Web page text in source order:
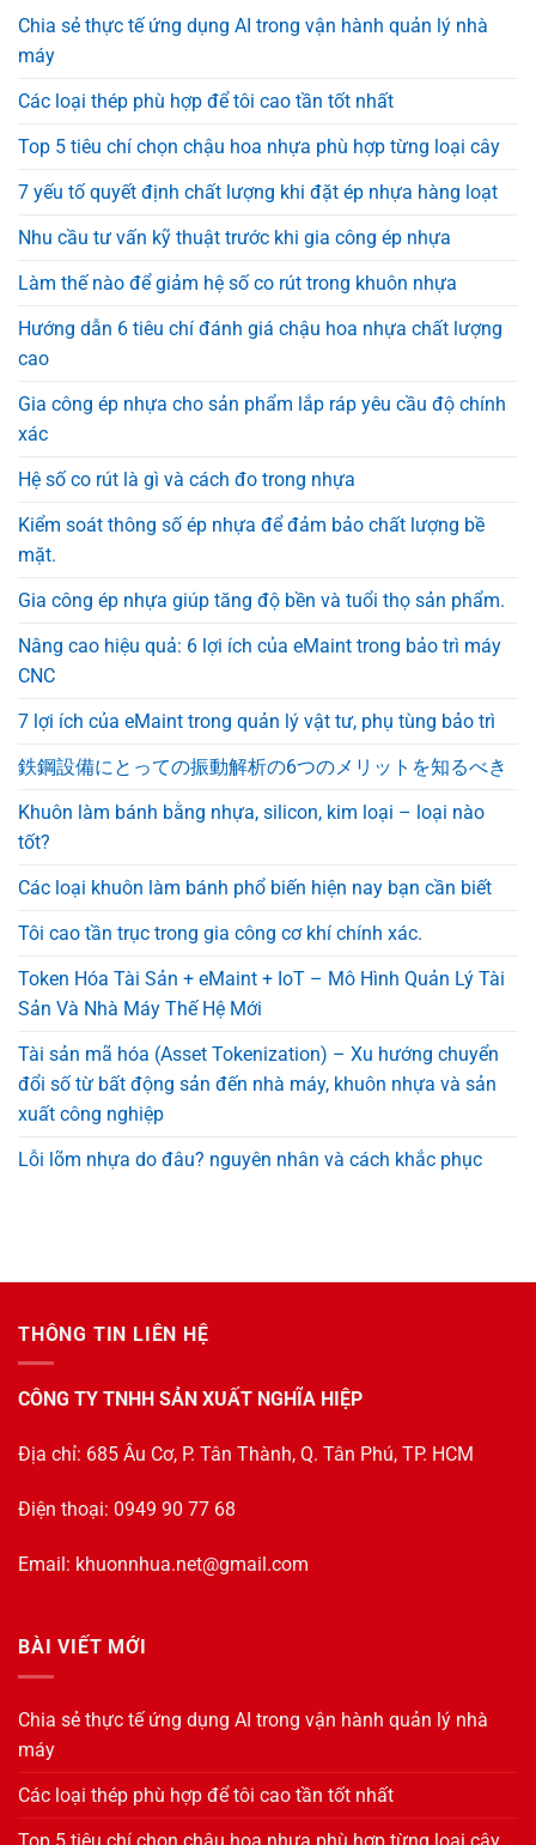
Chia sẻ thực tế ứng dụng AI trong vận hành quản lý nhà
máy
Các loại thép phù hợp để tôi cao tần tốt nhất
Top 5 tiêu chí chọn chậu hoa nhựa phù hợp từng loại cây
7 yếu tố quyết định chất lượng khi đặt ép nhựa hàng loạt
Nhu cầu tư vấn kỹ thuật trước khi gia công ép nhựa
Làm thế nào để giảm hệ số co rút trong khuôn nhựa
Hướng dẫn 6 tiêu chí đánh giá chậu hoa nhựa chất lượng
cao
Gia công ép nhựa cho sản phẩm lắp ráp yêu cầu độ chính
xác
Hệ số co rút là gì và cách đo trong nhựa
Kiểm soát thông số ép nhựa để đảm bảo chất lượng bề
mặt.
Gia công ép nhựa giúp tăng độ bền và tuổi thọ sản phẩm.
Nâng cao hiệu quả: 6 lợi ích của eMaint trong bảo trì máy
CNC
7 lợi ích của eMaint trong quản lý vật tư, phụ tùng bảo trì
鉄鋼設備にとっての振動解析の6つのメリットを知るべき
Khuôn làm bánh bằng nhựa, silicon, kim loại – loại nào
tốt?
Các loại khuôn làm bánh phổ biến hiện nay bạn cần biết
Tôi cao tần trục trong gia công cơ khí chính xác.
Token Hóa Tài Sản + eMaint + IoT – Mô Hình Quản Lý Tài
Sản Và Nhà Máy Thế Hệ Mới
Tài sản mã hóa (Asset Tokenization) – Xu hướng chuyển
đổi số từ bất động sản đến nhà máy, khuôn nhựa và sản
xuất công nghiệp
Lỗi lõm nhựa do đâu? nguyên nhân và cách khắc phục
THÔNG TIN LIÊN HỆ
CÔNG TY TNHH SẢN XUẤT NGHĨA HIỆP
Địa chỉ: 685 Âu Cơ, P. Tân Thành, Q. Tân Phú, TP. HCM
Điện thoại: 0949 90 77 68
Email: khuonnhua.net@gmail.com
BÀI VIẾT MỚI
Chia sẻ thực tế ứng dụng AI trong vận hành quản lý nhà
máy
Các loại thép phù hợp để tôi cao tần tốt nhất